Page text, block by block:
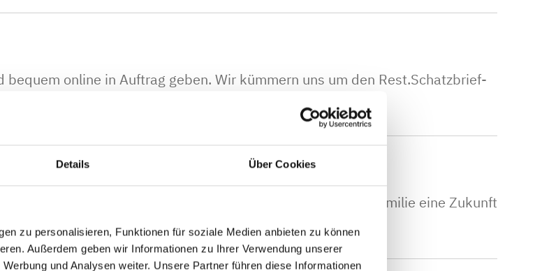
Details Über Cookies
zu personalisieren, Funktionen für soziale Medien anbieten zu können
Außerdem geben wir Informationen zu Ihrer Verwendung unserer
und Analysen weiter. Unsere Partner führen diese Informationen
online in Auftrag geben. Wir kümmern uns um den Rest.Schatzbrief-
und…
Mit unserer Baufinanzierung sichern Sie sich und Ihrer Familie eine Zukunft